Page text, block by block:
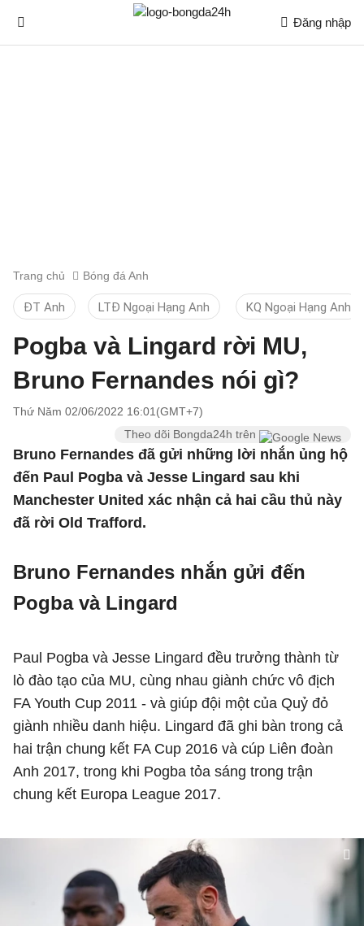
Đăng nhập
Trang chủ Bóng đá Anh
ĐT Anh LTĐ Ngoại Hạng Anh KQ Ngoại Hạng Anh
Pogba và Lingard rời MU,
Bruno Fernandes nói gì?
Thứ Năm 02/06/2022 16:01(GMT+7)
Theo dõi Bongda24h trên
Bruno Fernandes đã gửi những lời nhắn ủng hộ
đến Paul Pogba và Jesse Lingard sau khi
Manchester United xác nhận cả hai cầu thủ này
đã rời Old Trafford.
Bruno Fernandes nhắn gửi đến
Pogba và Lingard
Paul Pogba và Jesse Lingard đều trưởng thành từ
lò đào tạo của MU, cùng nhau giành chức vô địch
FA Youth Cup 2011 - và giúp đội một của Quỷ đỏ
giành nhiều danh hiệu. Lingard đã ghi bàn trong cả
hai trận chung kết FA Cup 2016 và cúp Liên đoàn
Anh 2017, trong khi Pogba tỏa sáng trong trận
chung kết Europa League 2017.